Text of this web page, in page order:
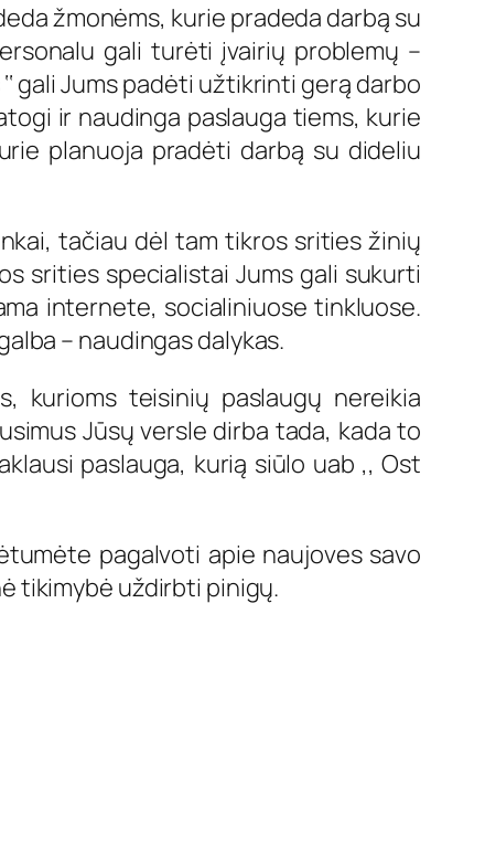
žmonėms, kurie pradeda darbą su
gali turėti įvairių problemų –
gali Jums padėti užtikrinti gerą darbo
ir naudinga paslauga tiems, kurie
planuoja pradėti darbą su dideliu
tačiau dėl tam tikros srities žinių
srities specialistai Jums gali sukurti
internete, socialiniuose tinkluose.
– naudingas dalykas.
kurioms teisinių paslaugų nereikia
Jūsų versle dirba tada, kada to
paslauga, kurią siūlo uab ,, Ost
pagalvoti apie naujoves savo
tikimybė uždirbti pinigų.